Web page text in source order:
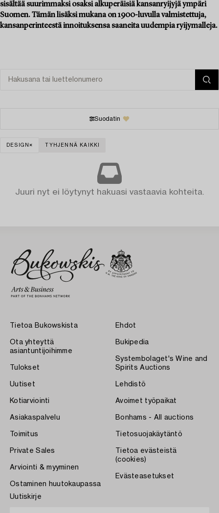
sisältää suurimmaksi osaksi alkuperäisiä kansanryijyjä ympäri
Suomen. Tämän lisäksi mukana on 1900-luvulla valmistettuja,
kansanperinteestä innoituksensa saaneita uudempia ryijymalleja.
Suodatin
DESIGN TYHJENNÄ KAIKKI
Juuri nyt ei löytynyt hakuasi vastaavia kohteita.
Tietoa Bukowskista
Ota yhteyttä
asiantuntijoihimme
Tulokset
Uutiset
Kotiarviointi
Asiakaspalvelu
Toimitus
Private Sales
Arviointi & myyminen
Ostaminen huutokaupassa
Ehdot
Bukipedia
Systembolaget's Wine and
Spirits Auctions
Lehdistö
Avoimet työpaikat
Bonhams - All auctions
Tietosuojakäytäntö
Tietoa evästeistä
(cookies)
Evästeasetukset
Uutiskirje